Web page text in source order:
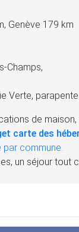
Genève 179 km
Champs,
Verte, parapente
de
carte des
par commune.
un séjour tout